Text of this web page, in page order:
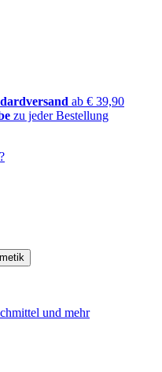
ab € 39,90
zu jeder Bestellung
und mehr